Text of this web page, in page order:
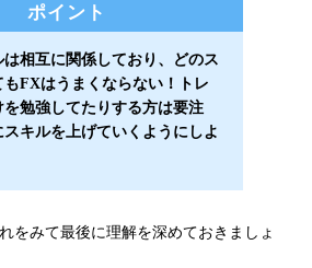
ポイント
は相互に関係しており、どのス
もFXはうまくならない！トレ
を勉強してたりする方は要注
キルを上げていくようにしよ
をみて最後に理解を深めておきましょ